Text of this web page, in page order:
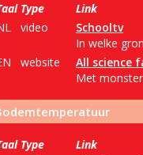
Type
Link
video
Schooltv
In welke
website
All science
Met
Type
Link